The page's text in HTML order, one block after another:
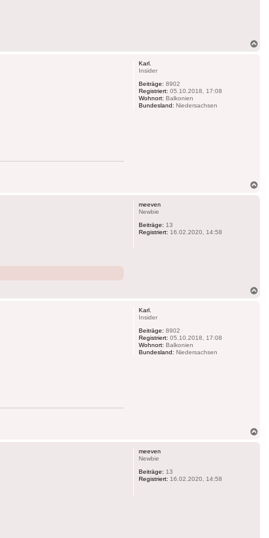
Karl.
Insider
Beiträge: 8902
Registriert: 05.10.2018, 17:08
Wohnort: Balkonien
Bundesland: Niedersachsen
meeven
Newbie
Beiträge: 13
Registriert: 16.02.2020, 14:58
Karl.
Insider
Beiträge: 8902
Registriert: 05.10.2018, 17:08
Wohnort: Balkonien
Bundesland: Niedersachsen
meeven
Newbie
Beiträge: 13
Registriert: 16.02.2020, 14:58